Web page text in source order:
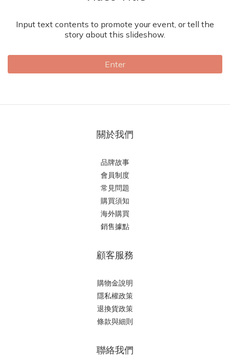
Input text contents to promote your event, or tell the
story about this slideshow.
Enter
關於我們
品牌故事
會員制度
常見問題
購買須知
海外購買
銷售據點
顧客服務
購物金說明
隱私權政策
退換貨政策
條款與細則
聯絡我們